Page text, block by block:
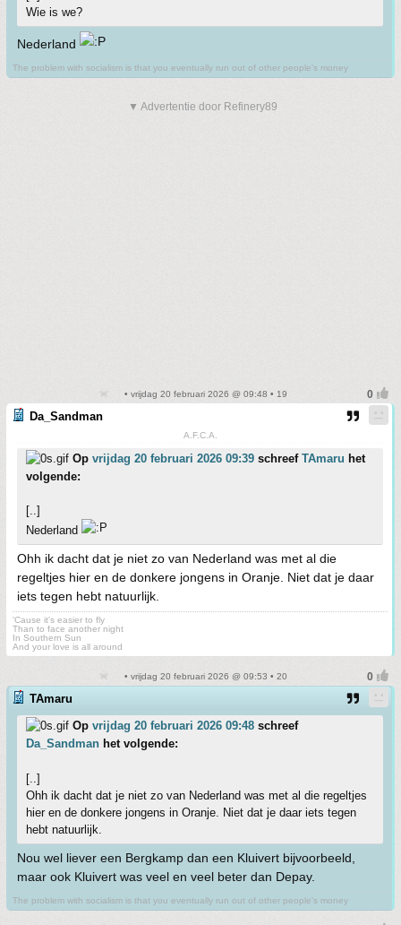
Wie is we?
Nederland
The problem with socialism is that you eventually run out of other people's money
▼ Advertentie door Refinery89
• vrijdag 20 februari 2026 @ 09:48 • 19
Da_Sandman
A.F.C.A.
Op vrijdag 20 februari 2026 09:39 schreef TAmaru het
volgende:
[..]
Nederland
Ohh ik dacht dat je niet zo van Nederland was met al die
regeltjes hier en de donkere jongens in Oranje. Niet dat je daar
iets tegen hebt natuurlijk.
'Cause it's easier to fly
Than to face another night
In Southern Sun
And your love is all around
• vrijdag 20 februari 2026 @ 09:53 • 20
TAmaru
Op vrijdag 20 februari 2026 09:48 schreef
Da_Sandman het volgende:
[..]
Ohh ik dacht dat je niet zo van Nederland was met al die regeltjes
hier en de donkere jongens in Oranje. Niet dat je daar iets tegen
hebt natuurlijk.
Nou wel liever een Bergkamp dan een Kluivert bijvoorbeeld,
maar ook Kluivert was veel en veel beter dan Depay.
The problem with socialism is that you eventually run out of other people's money